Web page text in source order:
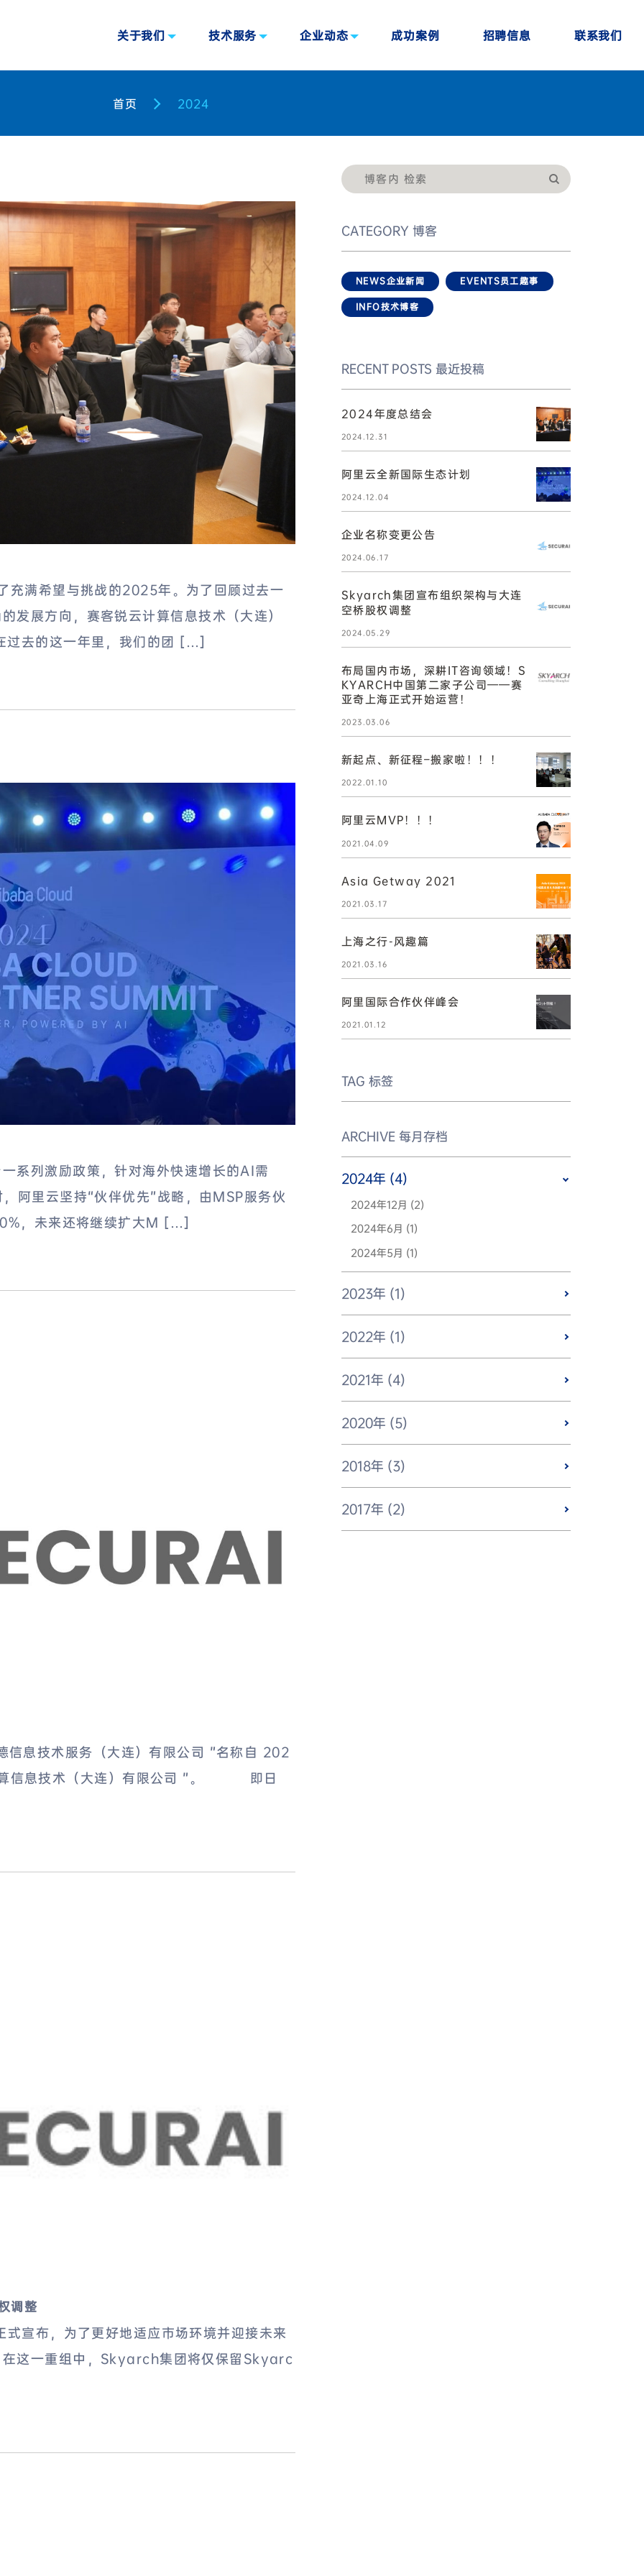
关于我们 技术服务 企业动态 成功案例 招聘信息 联系我们
首页 2024
充满希望与挑战的2025年。为了回顾过去一
发展方向，赛客锐云计算信息技术（大连）
过去的这一年里，我们的团 […]
系列激励政策，针对海外快速增长的AI需
阿里云坚持“伙伴优先”战略，由MSP服务伙
，未来还将继续扩大M […]
技术服务（大连）有限公司 ”名称自 202
算信息技术（大连）有限公司 ”。 即日
调整
，为了更好地适应市场环境并迎接未来
在这一重组中，Skyarch集团将仅保留Skyarc
CATEGORY 博客
NEWS企业新闻 EVENTS员工趣事
INFO技术博客
RECENT POSTS 最近投稿
2024年度总结会
2024.12.31
阿里云全新国际生态计划
2024.12.04
企业名称变更公告
2024.06.17
Skyarch集团宣布组织架构与大连
空桥股权调整
2024.05.29
布局国内市场，深耕IT咨询领域！S
KYARCH中国第二家子公司——赛
亚奇上海正式开始运营！
2023.03.06
新起点、新征程–搬家啦！！！
2022.01.10
阿里云MVP！！！
2021.04.09
Asia Getway 2021
2021.03.17
上海之行-风趣篇
2021.03.16
阿里国际合作伙伴峰会
2021.01.12
TAG 标签
ARCHIVE 每月存档
2024年 (4)
2024年12月 (2)
2024年6月 (1)
2024年5月 (1)
2023年 (1)
2022年 (1)
2021年 (4)
2020年 (5)
2018年 (3)
2017年 (2)